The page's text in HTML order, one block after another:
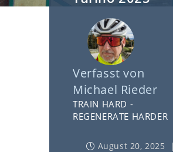
Verfasst von
Michael Rieder
TRAIN HARD -
REGENERATE HARDER
August 20, 2025